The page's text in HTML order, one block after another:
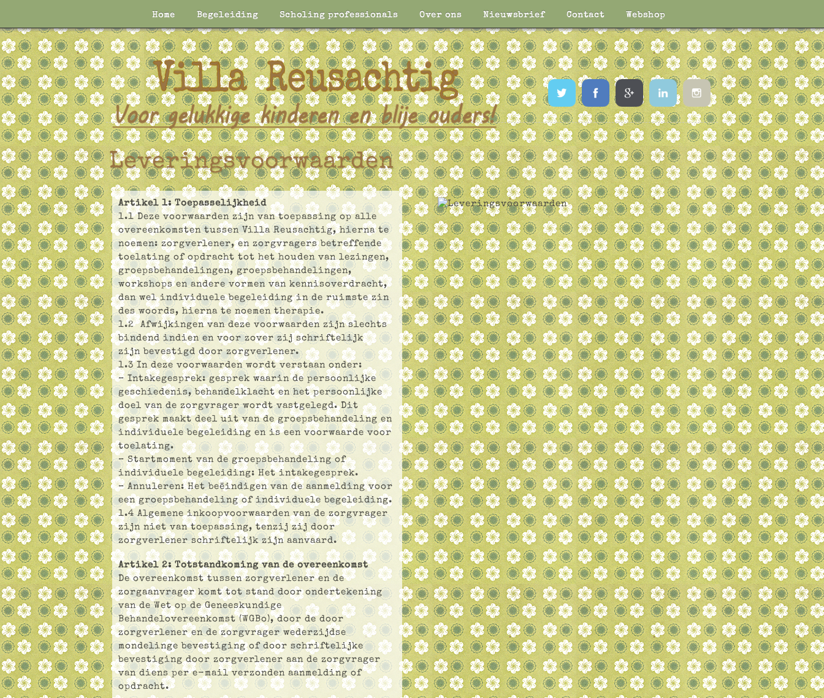
Home Begeleiding Scholing professionals Over ons Nieuwsbrief Contact Webshop
TwitterFacebookGoogleLinkedInInstagram
Leveringsvoorwaarden
Artikel 1: Toepasselijkheid
1.1 Deze voorwaarden zijn van toepassing op alle
overeenkomsten tussen Villa Reusachtig, hierna te
noemen: zorgverlener, en zorgvragers betreffende
toelating of opdracht tot het houden van lezingen,
groepsbehandelingen, groepsbehandelingen,
workshops en andere vormen van kennisoverdracht,
dan wel individuele begeleiding in de ruimste zin
des woords, hierna te noemen therapie.
1.2 Afwijkingen van deze voorwaarden zijn slechts
bindend indien en voor zover zij schriftelijk
zijn bevestigd door zorgverlener.
1.3 In deze voorwaarden wordt verstaan onder:
– Intakegesprek: gesprek waarin de persoonlijke
geschiedenis, behandelklacht en het persoonlijke
doel van de zorgvrager wordt vastgelegd. Dit
gesprek maakt deel uit van de groepsbehandeling en
individuele begeleiding en is een voorwaarde voor
toelating.
– Startmoment van de groepsbehandeling of
individuele begeleiding: Het intakegesprek.
– Annuleren: Het beëindigen van de aanmelding voor
een groepsbehandeling of individuele begeleiding.
1.4 Algemene inkoopvoorwaarden van de zorgvrager
zijn niet van toepassing, tenzij zij door
zorgverlener schriftelijk zijn aanvaard.
Artikel 2: Totstandkoming van de overeenkomst
De overeenkomst tussen zorgverlener en de
zorgaanvrager komt tot stand door ondertekening
van de Wet op de Geneeskundige
Behandelovereenkomst (WGBo), door de door
zorgverlener en de zorgvrager wederzijdse
mondelinge bevestiging of door schriftelijke
bevestiging door zorgverlener aan de zorgvrager
van diens per e-mail verzonden aanmelding of
opdracht.